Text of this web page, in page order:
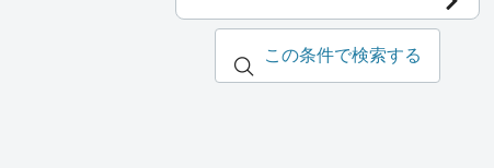
この条件で検索する